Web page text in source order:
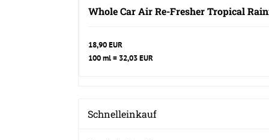
Whole Car Air Re-Fresher Tropical
18,90 EUR
100 ml = 32,03 EUR
Schnelleinkauf